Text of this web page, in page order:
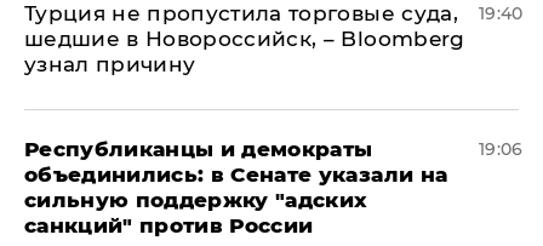
Турция не пропустила торговые суда,
шедшие в Новороссийск, – Bloomberg
узнал причину
19:40
Республиканцы и демократы
объединились: в Сенате указали на
сильную поддержку "адских
санкций" против России
19:06